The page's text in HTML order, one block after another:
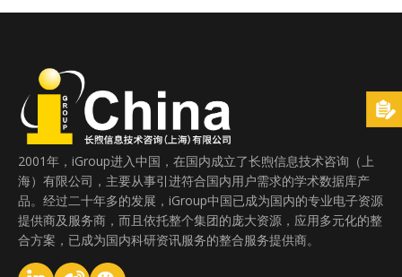
2001年，iGroup进入中国，在国内成立了长煦信息技术咨询（上
海）有限公司，主要从事引进符合国内用户需求的学术数据库产
品。经过二十年多的发展，iGroup中国已成为国内的专业电子资源
提供商及服务商，而且依托整个集团的庞大资源，应用多元化的整
合方案，已成为国内科研资讯服务的整合服务提供商。